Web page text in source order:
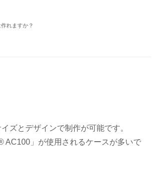
れますか？
ズとデザインで制作が可能です。
AC100」が使用されるケースが多いで